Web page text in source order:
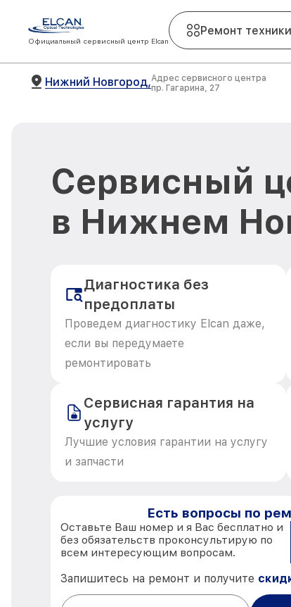
Официальный сервисный центр Elcan
Ремонт техники
Нижний Новгород,Адрес сервисного центра
пр. Гагарина, 27
Сервисный
в Нижнем
Диагностика без
предоплаты
Проведем диагностику Elcan даже,
если вы передумаете
ремонтировать
Сервисная гарантия на
услугу
Лучшие условия гарантии на услугу
и запчасти
Есть вопросы по
Оставьте Ваш номер и я Вас бесплатно и
без обязательств проконсультирую по
всем интересующим вопросам.
Запишитесь на ремонт и получите